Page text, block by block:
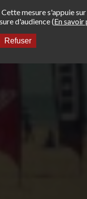
mesure s'appuie
d'audience (En savoir
Refuser